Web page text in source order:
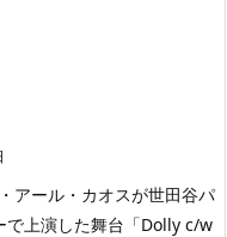
アール・カオスが世田谷パ
で上演した舞台「Dolly c/w